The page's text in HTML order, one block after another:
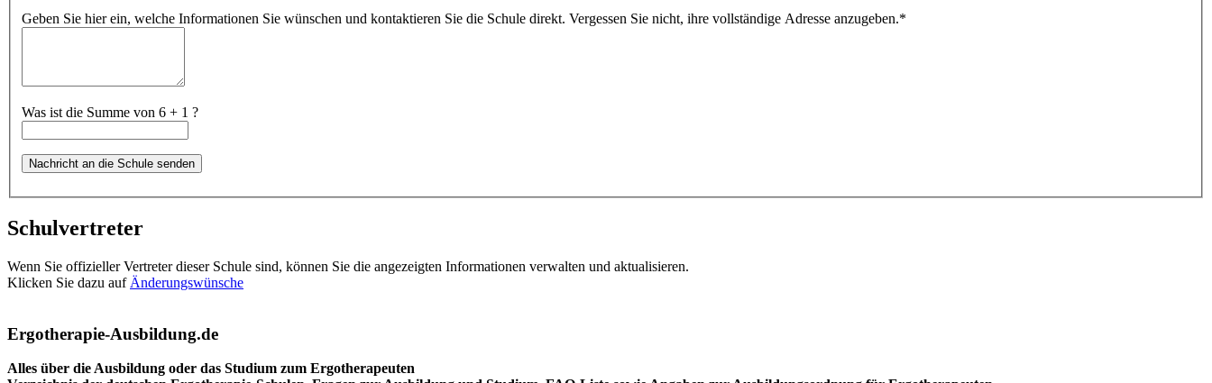
Geben Sie hier ein, welche Informationen Sie wünschen und kontaktieren Sie die Schule direkt. Vergessen Sie nicht, ihre vollständige Adresse anzugeben.*
Was ist die Summe von 6 + 1 ?
Schulvertreter
Wenn Sie offizieller Vertreter dieser Schule sind, können Sie die angezeigten Informationen verwalten und aktualisieren.
Klicken Sie dazu auf Änderungswünsche
Ergotherapie-Ausbildung.de
Alles über die Ausbildung oder das Studium zum Ergotherapeuten